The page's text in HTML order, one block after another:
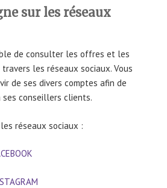
sur les réseaux
de consulter les offres et les
travers les réseaux sociaux. Vous
de ses divers comptes afin de
conseillers clients.
réseaux sociaux :